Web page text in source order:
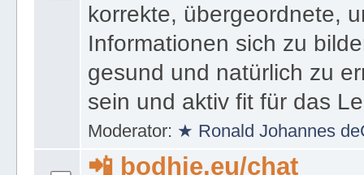
korrekte, übergeordnete,
Informationen sich zu
gesund und natürlich zu
sein und aktiv fit für das
Moderator: ★ Ronald Johannes
📲 bodhie.eu/chat